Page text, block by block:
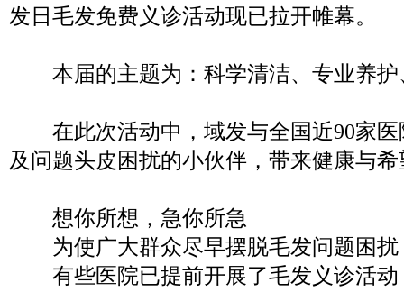
发日毛发免费义诊活动现已拉开帷幕。
本届的主题为：科学清洁、专业养护
在此次活动中，域发与全国近90家医
及问题头皮困扰的小伙伴，带来健康与希
想你所想，急你所急
为使广大群众尽早摆脱毛发问题困扰
有些医院已提前开展了毛发义诊活动